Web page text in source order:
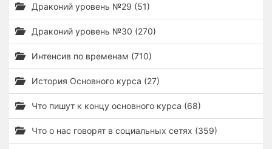
Драконий уровень №29 (51)
Драконий уровень №30 (270)
Интенсив по временам (710)
История Основного курса (27)
Что пишут к концу основного курса (68)
Что о нас говорят в социальных сетях (359)